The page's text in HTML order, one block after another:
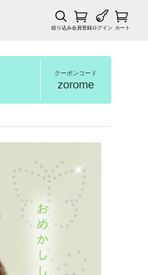
絞り込み会員登録ログイン カート
クーポンコード
zorome